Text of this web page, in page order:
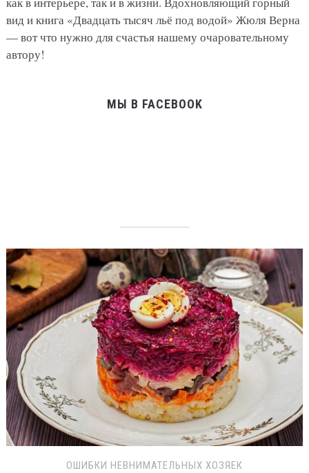
вид и книга «Двадцать тысяч льё под водой» Жюля Верна
— вот что нужно для счастья нашему очаровательному
автору!
МЫ В FACEBOOK
ОШИБКИ НЕВНИМАТЕЛЬНЫХ ХОЗЯЕК